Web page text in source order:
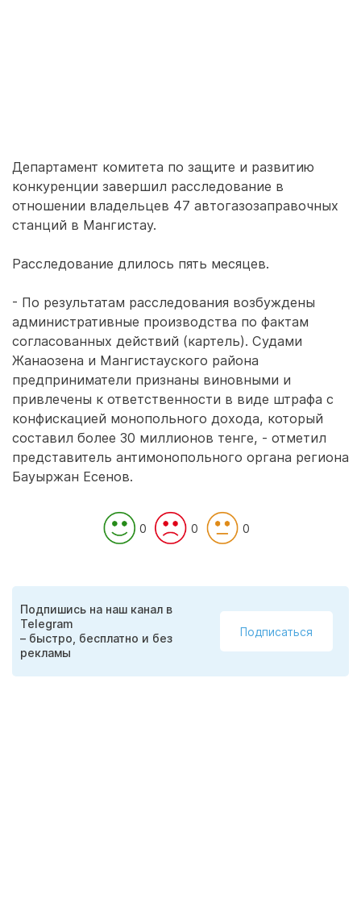
Департамент комитета по защите и развитию
конкуренции завершил расследование в
отношении владельцев 47 автогазозаправочных
станций в Мангистау.
Расследование длилось пять месяцев.
- По результатам расследования возбуждены
административные производства по фактам
согласованных действий (картель). Судами
Жанаозена и Мангистауского района
предприниматели признаны виновными и
привлечены к ответственности в виде штрафа с
конфискацией монопольного дохода, который
составил более 30 миллионов тенге, - отметил
представитель антимонопольного органа региона
Бауыржан Есенов.
0 0 0
Подпишись на наш канал в
Telegram
– быстро, бесплатно и без
рекламы
Подписаться